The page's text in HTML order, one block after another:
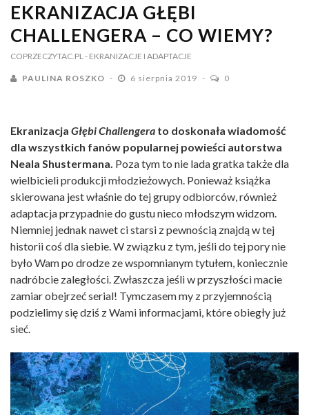
EKRANIZACJA GŁĘBI
CHALLENGERA – CO WIEMY?
COPRZECZYTAC.PL - EKRANIZACJE I ADAPTACJE
PAULINA ROSZKO 6 sierpnia 2019 0
Ekranizacja Głębi Challengera to doskonała wiadomość
dla wszystkich fanów popularnej powieści autorstwa
Neala Shustermana. Poza tym to nie lada gratka także dla
wielbicieli produkcji młodzieżowych. Ponieważ książka
skierowana jest właśnie do tej grupy odbiorców, również
adaptacja przypadnie do gustu nieco młodszym widzom.
Niemniej jednak nawet ci starsi z pewnością znajdą w tej
historii coś dla siebie. W związku z tym, jeśli do tej pory nie
było Wam po drodze ze wspomnianym tytułem, koniecznie
nadróbcie zaległości. Zwłaszcza jeśli w przyszłości macie
zamiar obejrzeć serial! Tymczasem my z przyjemnością
podzielimy się dziś z Wami informacjami, które obiegły już
sieć.